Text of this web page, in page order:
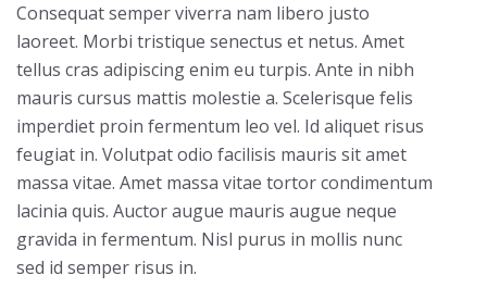
Consequat semper viverra nam libero justo
laoreet. Morbi tristique senectus et netus. Amet
tellus cras adipiscing enim eu turpis. Ante in nibh
mauris cursus mattis molestie a. Scelerisque felis
imperdiet proin fermentum leo vel. Id aliquet risus
feugiat in. Volutpat odio facilisis mauris sit amet
massa vitae. Amet massa vitae tortor condimentum
lacinia quis. Auctor augue mauris augue neque
gravida in fermentum. Nisl purus in mollis nunc
sed id semper risus in.